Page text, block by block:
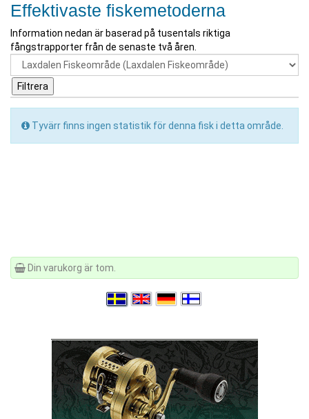
Effektivaste fiskemetoderna
Information nedan är baserad på tusentals riktiga
fångstrapporter från de senaste två åren.
Tyvärr finns ingen statistik för denna fisk i detta område.
Din varukorg är tom.